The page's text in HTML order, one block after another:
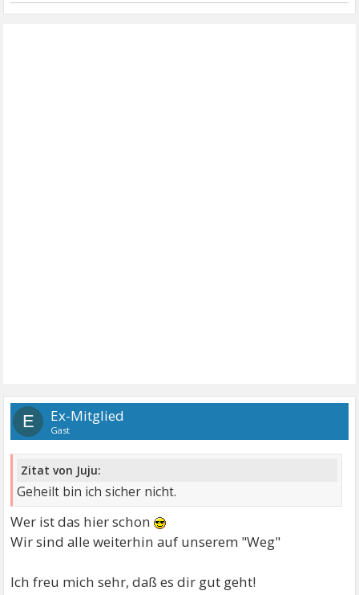
E Ex-Mitglied
Gast
Zitat von Juju:
Geheilt bin ich sicher nicht.
Wer ist das hier schon
Wir sind alle weiterhin auf unserem "Weg"
Ich freu mich sehr, daß es dir gut geht!